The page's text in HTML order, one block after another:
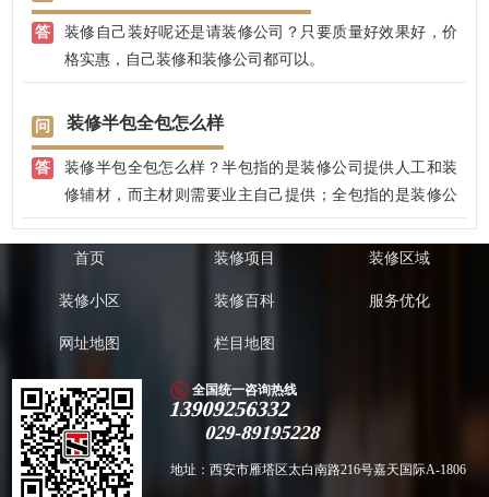
省心放心。
装修自己装好呢还是请装修公司？只要质量好效果好，价
格实惠，自己装修和装修公司都可以。
装修半包全包怎么样
装修半包全包怎么样？半包指的是装修公司提供人工和装
修辅材，而主材则需要业主自己提供；全包指的是装修公
司提供人工、主材和辅材，而业主则不需要提供什么支
持，基本上，装修之后可以直接布置家具家电软装等搭配
饰面板、电线、水管、连接件等等；主材：瓷砖地板、踢
脚线、五金洁具类（马桶、卫浴等）、橱柜、衣柜、门、
首页 装修项目 装修区域
装修小区 装修百科 服务优化
网址地图 栏目地图
全国统一咨询热线
13909256332
029-89195228
地址：西安市雁塔区太白南路216号嘉天国际A-1806